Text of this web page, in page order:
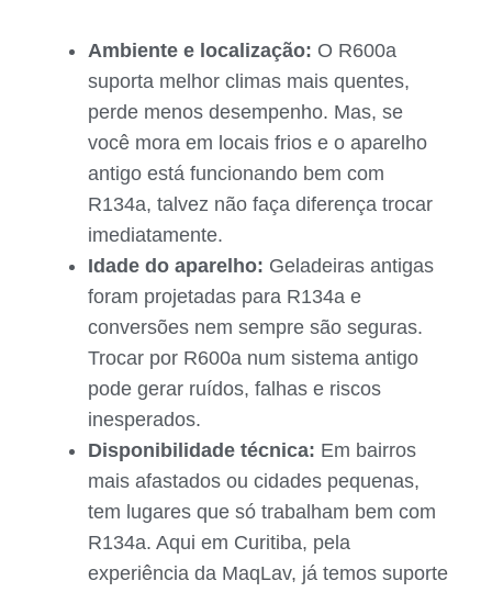
Ambiente e localização: O R600a
suporta melhor climas mais quentes,
perde menos desempenho. Mas, se
você mora em locais frios e o aparelho
antigo está funcionando bem com
R134a, talvez não faça diferença trocar
imediatamente.
Idade do aparelho: Geladeiras antigas
foram projetadas para R134a e
conversões nem sempre são seguras.
Trocar por R600a num sistema antigo
pode gerar ruídos, falhas e riscos
inesperados.
Disponibilidade técnica: Em bairros
mais afastados ou cidades pequenas,
tem lugares que só trabalham bem com
R134a. Aqui em Curitiba, pela
experiência da MaqLav, já temos suporte